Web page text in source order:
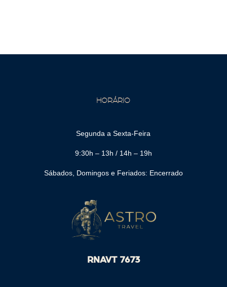
HORÁRIO
Segunda a Sexta-Feira
9:30h – 13h / 14h – 19h
Sábados, Domingos e Feriados: Encerrado
RNAVT 7673